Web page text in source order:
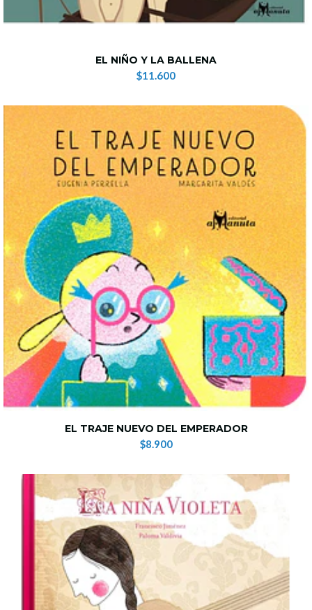
EL NIÑO Y LA BALLENA
$11.600
EL TRAJE NUEVO DEL EMPERADOR
$8.900